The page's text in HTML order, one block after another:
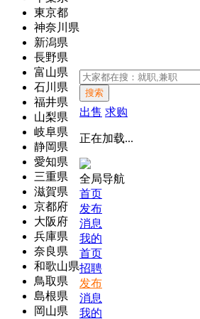
東京都
神奈川県
新潟県
長野県
富山県
石川県
福井県
山梨県
岐阜県
静岡県
愛知県
三重県
滋賀県
京都府
大阪府
兵庫県
奈良県
和歌山県
鳥取県
島根県
岡山県
搜索
出售 求购
正在加载...
全局导航
首页
发布
消息
我的
首页
招聘
发布
消息
我的